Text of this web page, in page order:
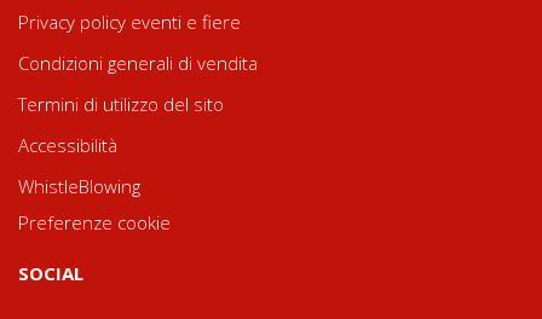
Privacy policy eventi e fiere
Condizioni generali di vendita
Termini di utilizzo del sito
Accessibilità
WhistleBlowing
Preferenze cookie
SOCIAL